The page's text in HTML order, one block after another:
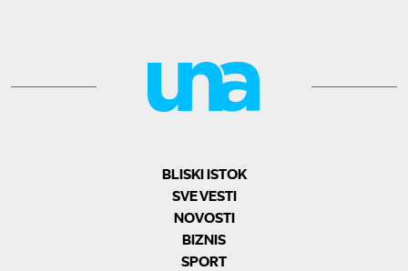
BLISKI ISTOK
SVE VESTI
NOVOSTI
BIZNIS
SPORT